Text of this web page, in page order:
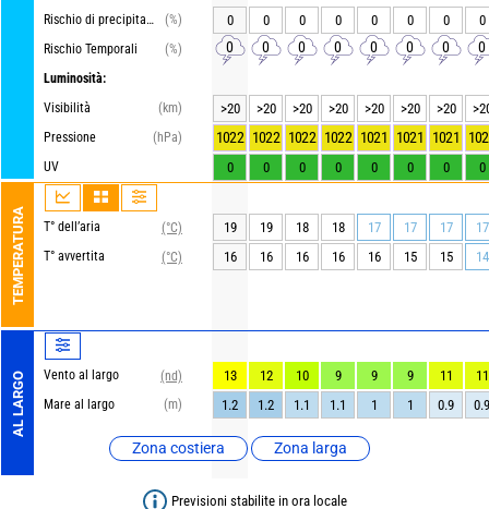
Rischio di precipitazioni
(%)
Rischio Temporali
(%)
Luminosità:
Visibilità
(km)
Pressione
(hPa)
UV
TEMPERATURA T° dell’aria
(°C)
T° avvertita
(°C)
AL LARGO Vento al largo
(nd)
Mare al largo
(m)
Zona costiera Zona larga
0 0 0 0 0 0 0 0
0 0 0 0 0 0 0 0
>20 >20 >20 >20 >20 >20 >20
1022 1022 1022 1022 1021 1021 1021
0 0 0 0 0 0 0 0
19 19 18 18 17 17 17
17
16
16 16 16 16 15 15 14
13 12 10 9 9 9 11
11
1.2
1.2 1.1 1.1 1 1 0.9 0.9
Previsioni stabilite in ora locale